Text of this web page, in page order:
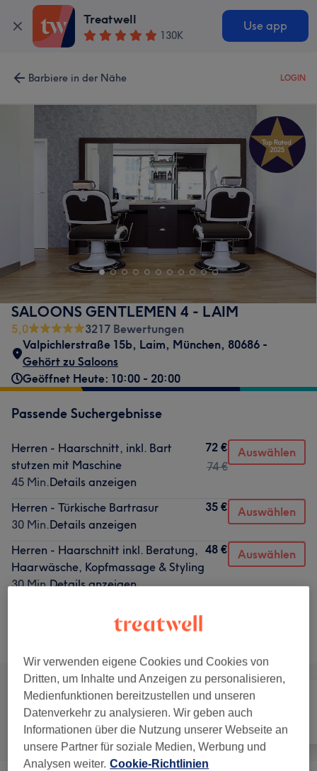
Treatwell
130K
Use app
Barbiere in der Nähe LOGIN
SALOONS GENTLEMEN 4 - LAIM
5,0
3217 Bewertungen
Valpichlerstraße 15b, Laim, München, 80686 -
Gehört zu Saloons
Geöffnet Heute: 10:00 - 20:00
Passende Suchergebnisse
Herren - Haarschnitt, inkl. Bart
stutzen mit Maschine
45 Min.Details anzeigen
72 €
74 €
Auswählen
Herren - Türkische Bartrasur
30 Min.Details anzeigen
35 € Auswählen
Herren - Haarschnitt inkl. Beratung,
Haarwäsche, Kopfmassage & Styling
30 Min.Details anzeigen
48 € Auswählen
Nicht gefunden wonach du gesucht hast?
Alle
Wir verwenden eigene Cookies und Cookies von
Dritten, um Inhalte und Anzeigen zu personalisieren,
Medienfunktionen bereitzustellen und unseren
Datenverkehr zu analysieren. Wir geben auch
Informationen über die Nutzung unserer Webseite an
unsere Partner für soziale Medien, Werbung und
Analysen weiter. Cookie-Richtlinien